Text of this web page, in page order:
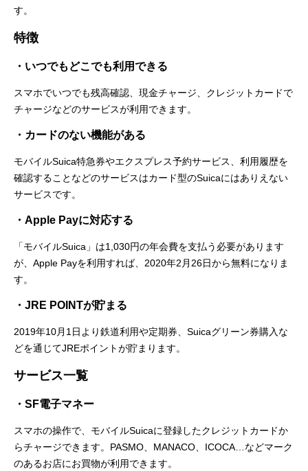
す。
特徴
・いつでもどこでも利用できる
スマホでいつでも残高確認、現金チャージ、クレジットカードで
チャージなどのサービスが利用できます。
・カードのない機能がある
モバイルSuica特急券やエクスプレス予約サービス、利用履歴を
確認することなどのサービスはカード型のSuicaにはありえない
サービスです。
・Apple Payに対応する
「モバイルSuica」は1,030円の年会費を支払う必要があります
が、Apple Payを利用すれば、2020年2月26日から無料になりま
す。
・JRE POINTが貯まる
2019年10月1日より鉄道利用や定期券、Suicaグリーン券購入な
どを通じてJREポイントが貯まります。
サービス一覧
・SF電子マネー
スマホの操作で、モバイルSuicaに登録したクレジットカードか
らチャージできます。PASMO、MANACO、ICOCA…などマーク
のあるお店にお買物が利用できます。